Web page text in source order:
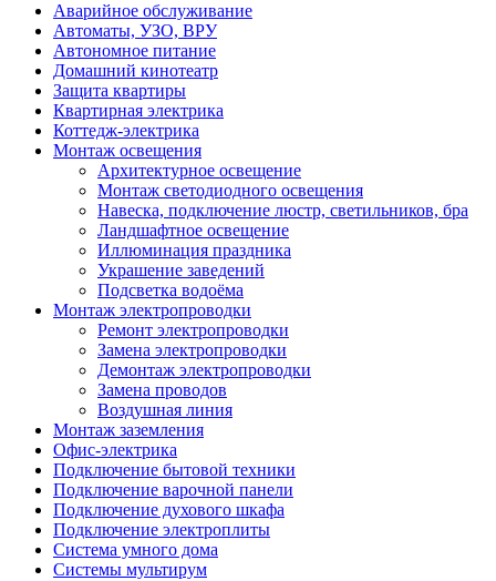
Аварийное обслуживание
Автоматы, УЗО, ВРУ
Автономное питание
Домашний кинотеатр
Защита квартиры
Квартирная электрика
Коттедж-электрика
Монтаж освещения
Архитектурное освещение
Монтаж светодиодного освещения
Навеска, подключение люстр, светильников, бра
Ландшафтное освещение
Иллюминация праздника
Украшение заведений
Подсветка водоёма
Монтаж электропроводки
Ремонт электропроводки
Замена электропроводки
Демонтаж электропроводки
Замена проводов
Воздушная линия
Монтаж заземления
Офис-электрика
Подключение бытовой техники
Подключение варочной панели
Подключение духового шкафа
Подключение электроплиты
Система умного дома
Системы мультирум